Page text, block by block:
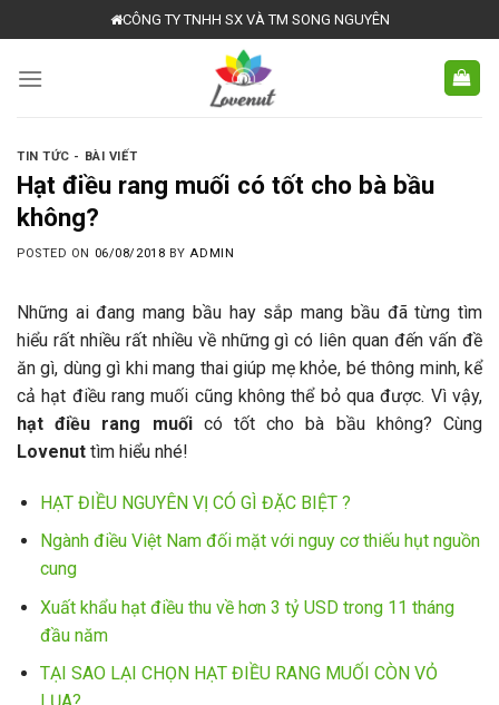
to
content
CÔNG TY TNHH SX VÀ TM SONG NGUYÊN
TIN TỨC - BÀI VIẾT
Hạt điều rang muối có tốt cho bà bầu
không?
POSTED ON 06/08/2018 BYADMIN
Những ai đang mang bầu hay sắp mang bầu đã từng tìm
hiểu rất nhiều rất nhiều về những gì có liên quan đến vấn đề
ăn gì, dùng gì khi mang thai giúp mẹ khỏe, bé thông minh, kể
cả hạt điều rang muối cũng không thể bỏ qua được. Vì vậy,
hạt điều rang muốicó tốt cho bà bầu không? Cùng
Lovenut tìm hiểu nhé!
HẠT ĐIỀU NGUYÊN VỊ CÓ GÌ ĐẶC BIỆT ?
Ngành điều Việt Nam đối mặt với nguy cơ thiếu hụt nguồn
cung
Xuất khẩu hạt điều thu về hơn 3 tỷ USD trong 11 tháng
đầu năm
TẠI SAO LẠI CHỌN HẠT ĐIỀU RANG MUỐI CÒN VỎ